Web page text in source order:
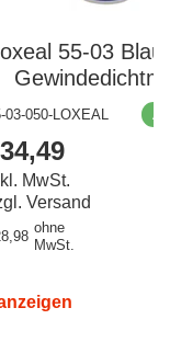
55-03 Blau
03-050-LOXEAL
MwSt.
Versand
ohne
MwSt.